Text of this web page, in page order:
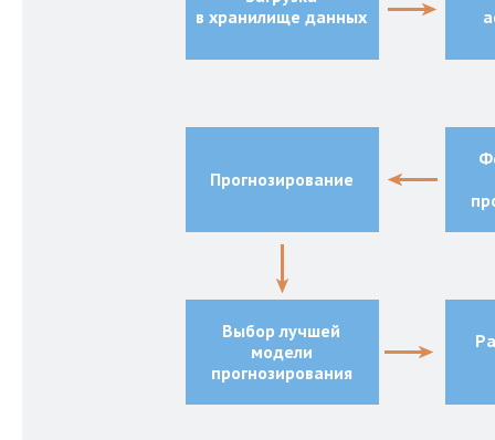
в хранилище данных
Прогнозирование
Выбор лучшей
модели
прогнозирования